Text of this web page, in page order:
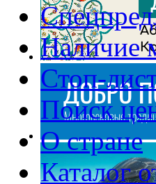
Наличие
Стоп-
Поиск
О стране
Каталог